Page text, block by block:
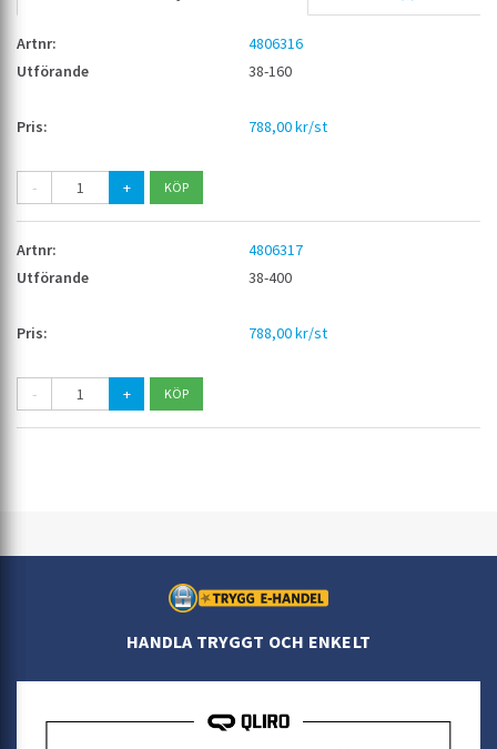
4806316
38-160
788,00 kr/st
- +
4806317
38-400
788,00 kr/st
- +
HANDLA TRYGGT OCH ENKELT